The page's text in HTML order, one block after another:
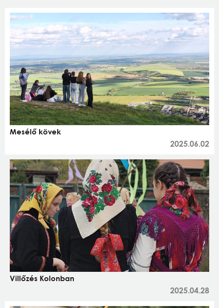
Mesélő kövek
2025.06.02
Villőzés Kolonban
2025.04.28